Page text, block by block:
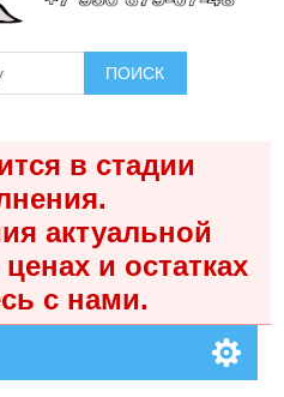
ПОИСК
в стадии
актуальной
и остатках
с нами.